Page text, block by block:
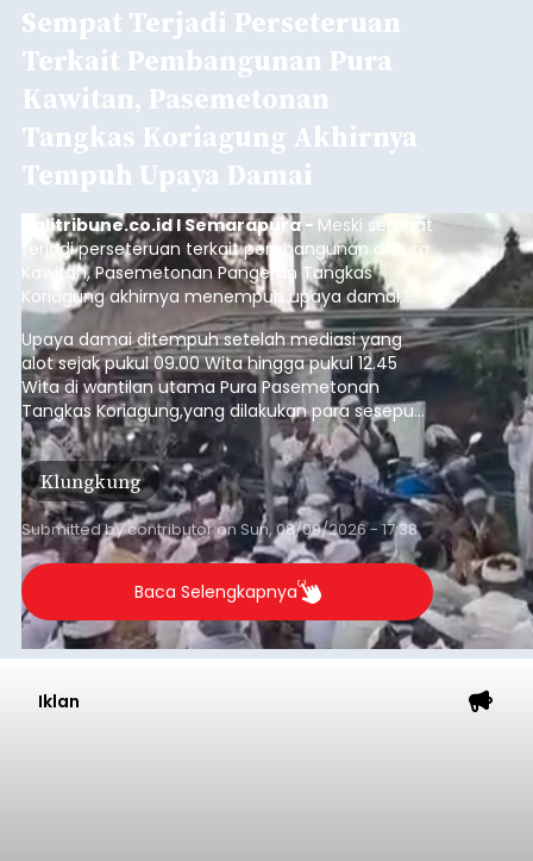
Sempat Terjadi Perseteruan
Terkait Pembangunan Pura
Kawitan, Pasemetonan
Tangkas Koriagung Akhirnya
Tempuh Upaya Damai
balitribune.co.id I Semarapura - Meski sempat
terjadi perseteruan terkait pembangunan di Pura
Kawitan, Pasemetonan Pangeran Tangkas
Koriagung akhirnya menempuh upaya damai,
pada Minggu (9/8/2026).
Upaya damai ditempuh setelah mediasi yang
alot sejak pukul 09.00 Wita hingga pukul 12.45
Wita di wantilan utama Pura Pasemetonan
Tangkas Koriagung,yang dilakukan para sesepuh
kedua belah pihak yang berseberangan.
Klungkung
Submitted bycontributoronSun, 08/09/2026 - 17:38
Baca Selengkapnya
Iklan